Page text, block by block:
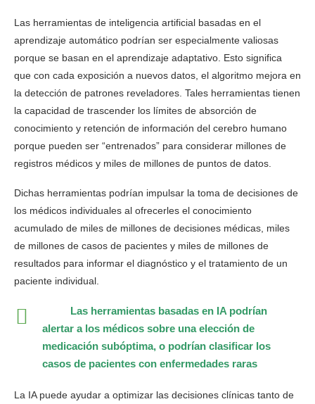
Las herramientas de inteligencia artificial basadas en el
aprendizaje automático podrían ser especialmente valiosas
porque se basan en el aprendizaje adaptativo. Esto significa
que con cada exposición a nuevos datos, el algoritmo mejora en
la detección de patrones reveladores. Tales herramientas tienen
la capacidad de trascender los límites de absorción de
conocimiento y retención de información del cerebro humano
porque pueden ser “entrenados” para considerar millones de
registros médicos y miles de millones de puntos de datos.
Dichas herramientas podrían impulsar la toma de decisiones de
los médicos individuales al ofrecerles el conocimiento
acumulado de miles de millones de decisiones médicas, miles
de millones de casos de pacientes y miles de millones de
resultados para informar el diagnóstico y el tratamiento de un
paciente individual.
Las herramientas basadas en IA podrían
alertar a los médicos sobre una elección de
medicación subóptima, o podrían clasificar los
casos de pacientes con enfermedades raras
La IA puede ayudar a optimizar las decisiones clínicas tanto de